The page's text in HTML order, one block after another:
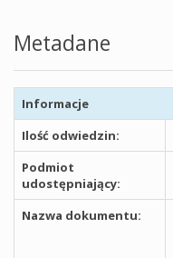
Metadane
Informacje
Ilość odwiedzin:
Podmiot
udostępniający:
Nazwa dokumentu: